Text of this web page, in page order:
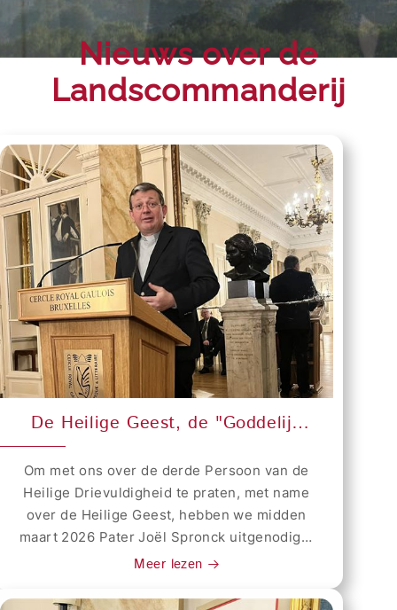
Nieuws over de
Landscommanderij
De Heilige Geest, de "Goddelijk
Om met ons over de derde Persoon van de
Heilige Drievuldigheid te praten, met name
over de Heilige Geest, hebben we midden
maart 2026 Pater Joël Spronck uitgenodigd.
Sinds 2019 is P. Spronck Rector van het
afgestudeerd in de Filosofie (UCL Leuven)
Meer lezen